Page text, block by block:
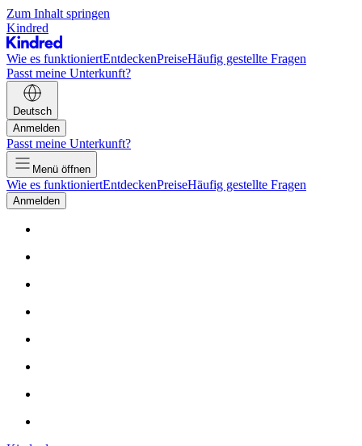
Zum Inhalt springen
Kindred
Wie es funktioniertEntdeckenPreiseHäufig gestellte Fragen
Passt meine Unterkunft?
Deutsch
Anmelden
Passt meine Unterkunft?
Menü öffnen
Wie es funktioniertEntdeckenPreiseHäufig gestellte Fragen
Anmelden